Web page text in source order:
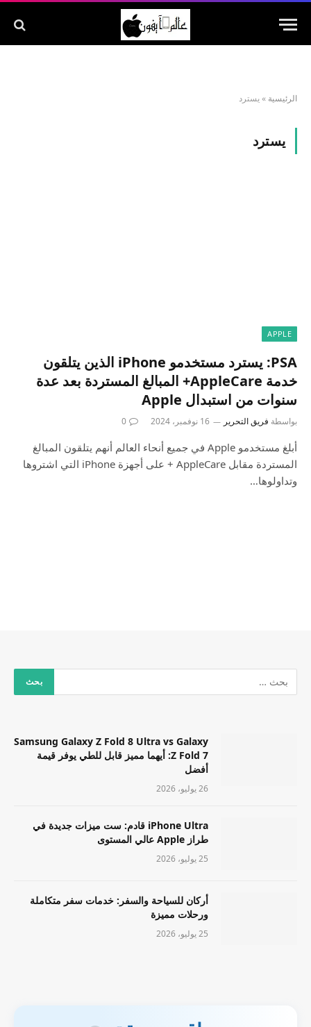
الرئيسية »يسترد
يسترد
APPLE
PSA: يسترد مستخدمو iPhone الذين يتلقون
خدمة AppleCare+ المبالغ المستردة بعد عدة
سنوات من استبدال Apple
بواسطة فريق التحرير 16 نوفمبر، 2024 0
أبلغ مستخدمو Apple في جميع أنحاء العالم أنهم يتلقون المبالغ
المستردة مقابل AppleCare + على أجهزة iPhone التي اشتروها
وتداولوها…
Samsung Galaxy Z Fold 8 Ultra vs Galaxy
Z Fold 7: أيهما مميز قابل للطي يوفر قيمة
أفضل
26 يوليو، 2026
iPhone Ultra قادم: ست ميزات جديدة في
طراز Apple عالي المستوى
25 يوليو، 2026
أركان للسياحة والسفر: خدمات سفر متكاملة
ورحلات مميزة
25 يوليو، 2026